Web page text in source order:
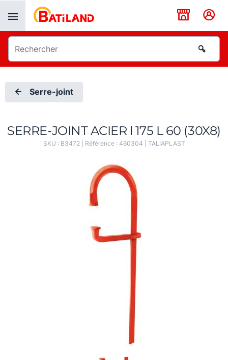
Serre-joint
SERRE-JOINT ACIER l 175 L 60 (30X8)
SKU : B3472| Référence : 460304 TALIAPLAST
Panneau de gestion des cookies